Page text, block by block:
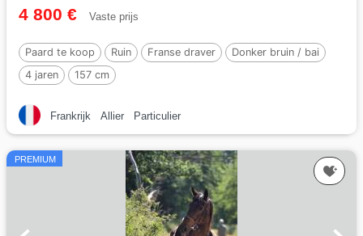
4 800 € Vaste prijs
Paard te koop Ruin Franse draver
Donker bruin / bai
4 jaren
157 cm
Frankrijk Allier Particulier
PREMIUM